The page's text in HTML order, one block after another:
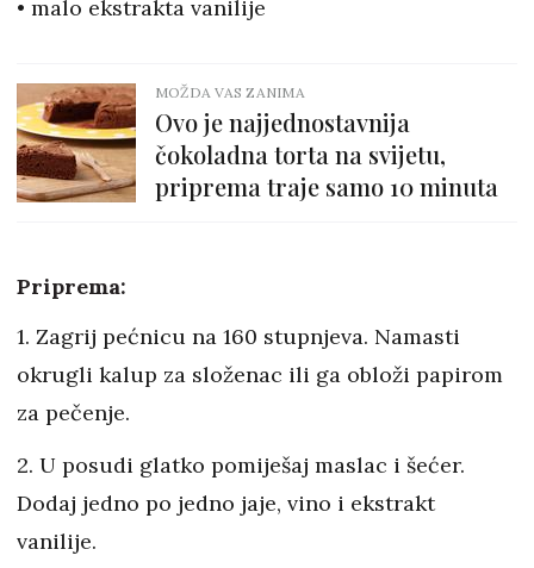
• malo ekstrakta vanilije
MOŽDA VAS ZANIMA
Ovo je najjednostavnija
čokoladna torta na svijetu,
priprema traje samo 10 minuta
Priprema:
1. Zagrij pećnicu na 160 stupnjeva. Namasti
okrugli kalup za složenac ili ga obloži papirom
za pečenje.
2. U posudi glatko pomiješaj maslac i šećer.
Dodaj jedno po jedno jaje, vino i ekstrakt
vanilije.